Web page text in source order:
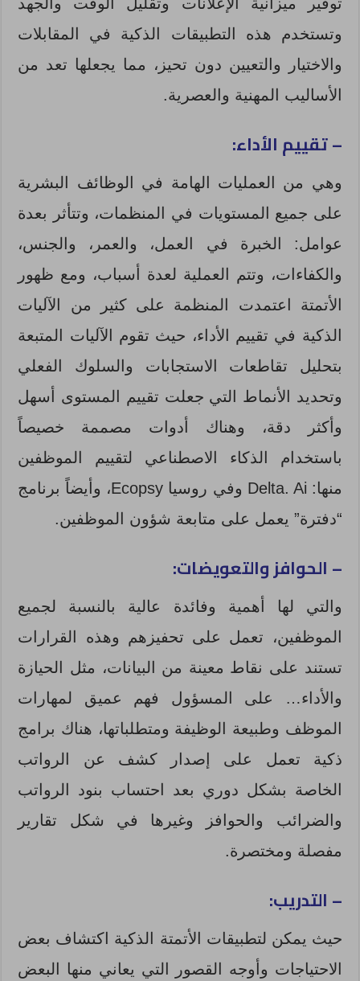
وتستخدم هذه التطبيقات الذكية في المقابلات
والاختيار والتعيين دون تحيز، مما يجعلها تعد من
الأساليب المهنية والعصرية.
– تقييم الأداء:
وهي من العمليات الهامة في الوظائف البشرية
على جميع المستويات في المنظمات، وتتأثر بعدة
عوامل: الخبرة في العمل، والعمر، والجنس،
والكفاءات، وتتم العملية لعدة أسباب، ومع ظهور
الأتمتة اعتمدت المنظمة على كثير من الآليات
الذكية في تقييم الأداء، حيث تقوم الآليات المتبعة
بتحليل تقاطعات الاستجابات والسلوك الفعلي
وتحديد الأنماط التي جعلت تقييم المستوى أسهل
وأكثر دقة، وهناك أدوات مصممة خصيصاً
باستخدام الذكاء الاصطناعي لتقييم الموظفين
منها: Delta. Ai وفي روسيا Ecopsy، وأيضاً برنامج
“دفترة” يعمل على متابعة شؤون الموظفين.
– الحوافز والتعويضات:
والتي لها أهمية وفائدة عالية بالنسبة لجميع
الموظفين، تعمل على تحفيزهم وهذه القرارات
تستند على نقاط معينة من البيانات، مثل الحيازة
والأداء… على المسؤول فهم عميق لمهارات
الموظف وطبيعة الوظيفة ومتطلباتها، هناك برامج
ذكية تعمل على إصدار كشف عن الرواتب
الخاصة بشكل دوري بعد احتساب بنود الرواتب
والضرائب والحوافز وغيرها في شكل تقارير
مفصلة ومختصرة.
– التدريب:
حيث يمكن لتطبيقات الأتمتة الذكية اكتشاف بعض
الاحتياجات وأوجه القصور التي يعاني منها البعض